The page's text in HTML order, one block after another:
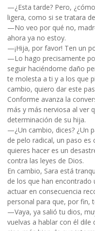
—¿Esta tarde? Pero,
ligera, como si se tratara
—No veo por qué no,
ahora ya no estoy.
—¡Hija, por favor! Ten un
—Lo hago precisamente
seguir haciéndome daño
te molesta a ti y a los que
cambio, quiero dar este
Conforme avanza la
más y más nerviosa al ver
determinación de su hija.
—¿Un cambio, dices? ¿Un
de pelo radical, un paso
quieres hacer es un
contra las leyes de Dios.
En cambio, Sara está
de los que han encontrado
actuar en consecuencia
personal para que, por fin,
—Vaya, ya salió tu dios,
vuelvas a hablar con él